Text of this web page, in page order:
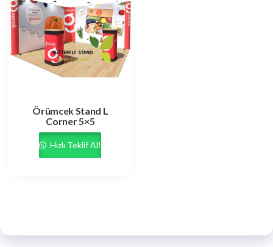
Örümcek Stand L
Corner 5×5
Hızlı Teklif Al!